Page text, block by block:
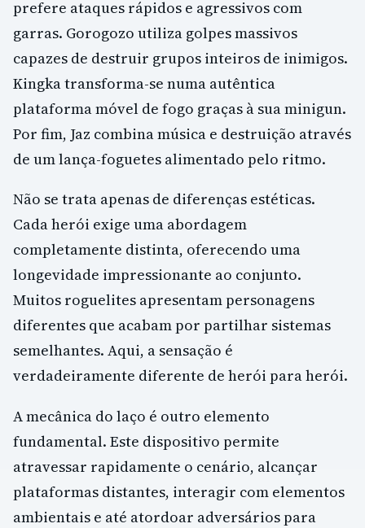
prefere ataques rápidos e agressivos com
garras. Gorogozo utiliza golpes massivos
capazes de destruir grupos inteiros de inimigos.
Kingka transforma-se numa autêntica
plataforma móvel de fogo graças à sua minigun.
Por fim, Jaz combina música e destruição através
de um lança-foguetes alimentado pelo ritmo.
Não se trata apenas de diferenças estéticas.
Cada herói exige uma abordagem
completamente distinta, oferecendo uma
longevidade impressionante ao conjunto.
Muitos roguelites apresentam personagens
diferentes que acabam por partilhar sistemas
semelhantes. Aqui, a sensação é
verdadeiramente diferente de herói para herói.
A mecânica do laço é outro elemento
fundamental. Este dispositivo permite
atravessar rapidamente o cenário, alcançar
plataformas distantes, interagir com elementos
ambientais e até atordoar adversários para